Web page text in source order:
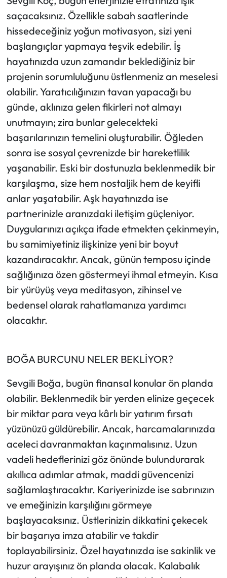
saçacaksınız. Özellikle sabah saatlerinde
hissedeceğiniz yoğun motivasyon, sizi yeni
başlangıçlar yapmaya teşvik edebilir. İş
hayatınızda uzun zamandır beklediğiniz bir
projenin sorumluluğunu üstlenmeniz an meselesi
olabilir. Yaratıcılığınızın tavan yapacağı bu
günde, aklınıza gelen fikirleri not almayı
unutmayın; zira bunlar gelecekteki
başarılarınızın temelini oluşturabilir. Öğleden
sonra ise sosyal çevrenizde bir hareketlilik
yaşanabilir. Eski bir dostunuzla beklenmedik bir
karşılaşma, size hem nostaljik hem de keyifli
anlar yaşatabilir. Aşk hayatınızda ise
partnerinizle aranızdaki iletişim güçleniyor.
Duygularınızı açıkça ifade etmekten çekinmeyin,
bu samimiyetiniz ilişkinize yeni bir boyut
kazandıracaktır. Ancak, günün temposu içinde
sağlığınıza özen göstermeyi ihmal etmeyin. Kısa
bir yürüyüş veya meditasyon, zihinsel ve
bedensel olarak rahatlamanıza yardımcı
olacaktır.
BOĞA BURCUNU NELER BEKLİYOR?
Sevgili Boğa, bugün finansal konular ön planda
olabilir. Beklenmedik bir yerden elinize geçecek
bir miktar para veya kârlı bir yatırım fırsatı
yüzünüzü güldürebilir. Ancak, harcamalarınızda
aceleci davranmaktan kaçınmalısınız. Uzun
vadeli hedeflerinizi göz önünde bulundurarak
akıllıca adımlar atmak, maddi güvencenizi
sağlamlaştıracaktır. Kariyerinizde ise sabrınızın
ve emeğinizin karşılığını görmeye
başlayacaksınız. Üstlerinizin dikkatini çekecek
bir başarıya imza atabilir ve takdir
toplayabilirsiniz. Özel hayatınızda ise sakinlik ve
huzur arayışınız ön planda olacak. Kalabalık
Sağlık
Turizm
Teknoloji